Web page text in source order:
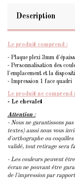
Description
Le produit comprend :
- Plaque plexi 3mm
- Personnalisation des
l'emplacement et la
- Impression 1 face quadri
Le produit ne comprend
- Le chevalet
Attention :
- Nous ne garantissons
textes) aussi nous vous
d'orthographe ou
validé, tout retirage sera
- Les couleurs peuvent
écran ne pouvant être
de l'impression par